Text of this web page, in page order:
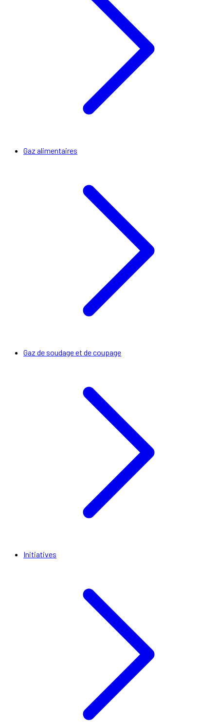
Gaz alimentaires
Gaz de soudage et de coupage
Initiatives